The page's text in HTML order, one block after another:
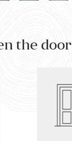
the door